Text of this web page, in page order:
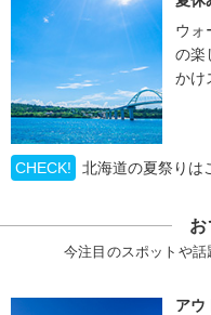
ウォ
の楽
かけ
CHECK! 北海道の夏祭りは
お
今注目のスポットや
アウ